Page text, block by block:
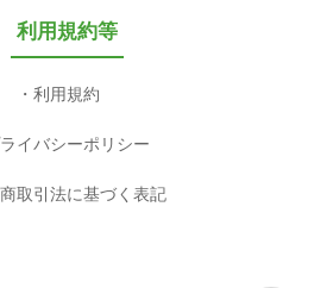
利用規約等
利用規約
イバシーポリシー
取引法に基づく表記